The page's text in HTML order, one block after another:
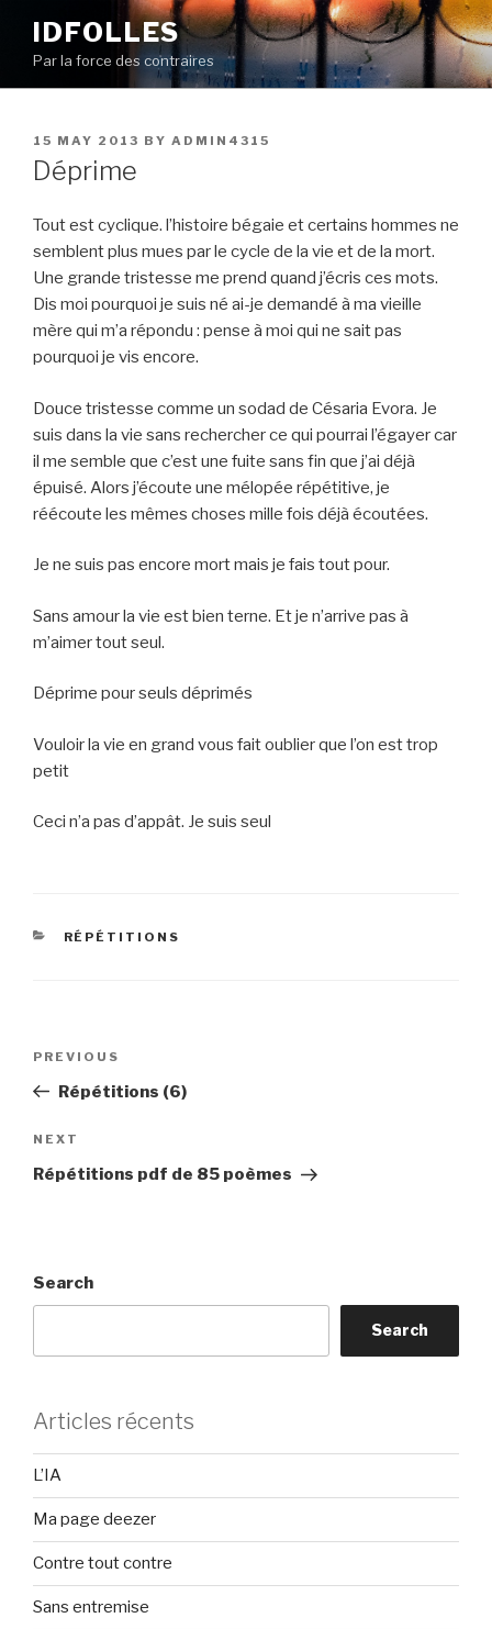
content
IDFOLLES
Par la force des contraires
POSTED
ON
15 MAY 2013 BY ADMIN4315
Déprime
Tout est cyclique. l’histoire bégaie et certains hommes ne
semblent plus mues par le cycle de la vie et de la mort.
Une grande tristesse me prend quand j’écris ces mots.
Dis moi pourquoi je suis né ai-je demandé à ma vieille
mère qui m’a répondu : pense à moi qui ne sait pas
pourquoi je vis encore.
Douce tristesse comme un sodad de Césaria Evora. Je
suis dans la vie sans rechercher ce qui pourrai l’égayer car
il me semble que c’est une fuite sans fin que j’ai déjà
épuisé. Alors j’écoute une mélopée répétitive, je
réécoute les mêmes choses mille fois déjà écoutées.
Je ne suis pas encore mort mais je fais tout pour.
Sans amour la vie est bien terne. Et je n’arrive pas à
m’aimer tout seul.
Déprime pour seuls déprimés
Vouloir la vie en grand vous fait oublier que l’on est trop
petit
Ceci n’a pas d’appât. Je suis seul
CATEGORIES
RÉPÉTITIONS
Previous
Post
PREVIOUS
Répétitions (6)
Next
Post
NEXT
Répétitions pdf de 85 poèmes
Search
Search
Articles récents
L’IA
Ma page deezer
Contre tout contre
Sans entremise